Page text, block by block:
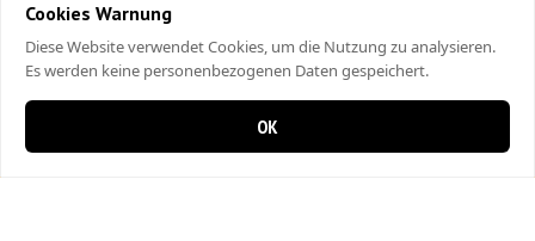
Cookies Warnung
Diese Website verwendet Cookies, um die Nutzung zu analysieren.
Es werden keine personenbezogenen Daten gespeichert.
OK